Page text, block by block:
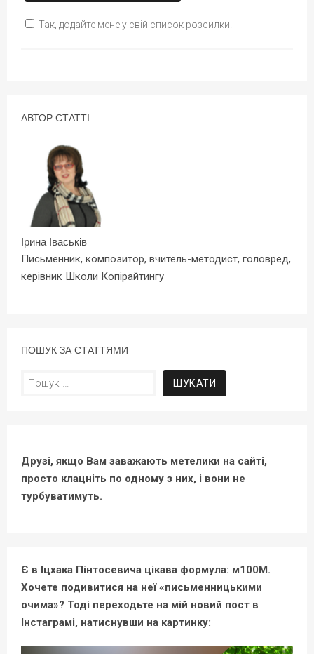
Так, додайте мене у свій список розсилки.
АВТОР СТАТТІ
Ірина Іваськів
Письменник, композитор, вчитель-методист, головред,
керівник Школи Копірайтингу
ПОШУК ЗА СТАТТЯМИ
Пошук:
Друзі, якщо Вам заважають метелики на сайті,
просто клацніть по одному з них, і вони не
турбуватимуть.
Є в Іцхака Пінтосевича цікава формула: м100М.
Хочете подивитися на неї «письменницькими
очима»? Тоді переходьте на мій новий пост в
Інстаграмі, натиснувши на картинку: